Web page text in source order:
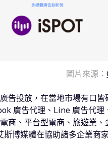
圖片來源：
告投放，在當地市場有口
廣告代理、Line 廣告代理
商、平台型電商、旅遊業
博媒體在協助諸多企業商